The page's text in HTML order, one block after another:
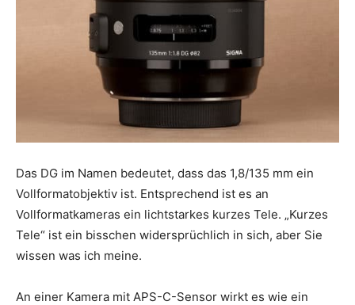
Das DG im Namen bedeutet, dass das 1,8/135 mm ein
Vollformatobjektiv ist. Entsprechend ist es an
Vollformatkameras ein lichtstarkes kurzes Tele. „Kurzes
Tele“ ist ein bisschen widersprüchlich in sich, aber Sie
wissen was ich meine.
An einer Kamera mit APS-C-Sensor wirkt es wie ein